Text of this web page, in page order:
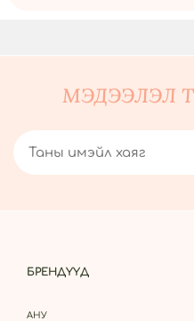
МЭДЭЭЛЭЛ
БРЕНДҮҮД
АНУ